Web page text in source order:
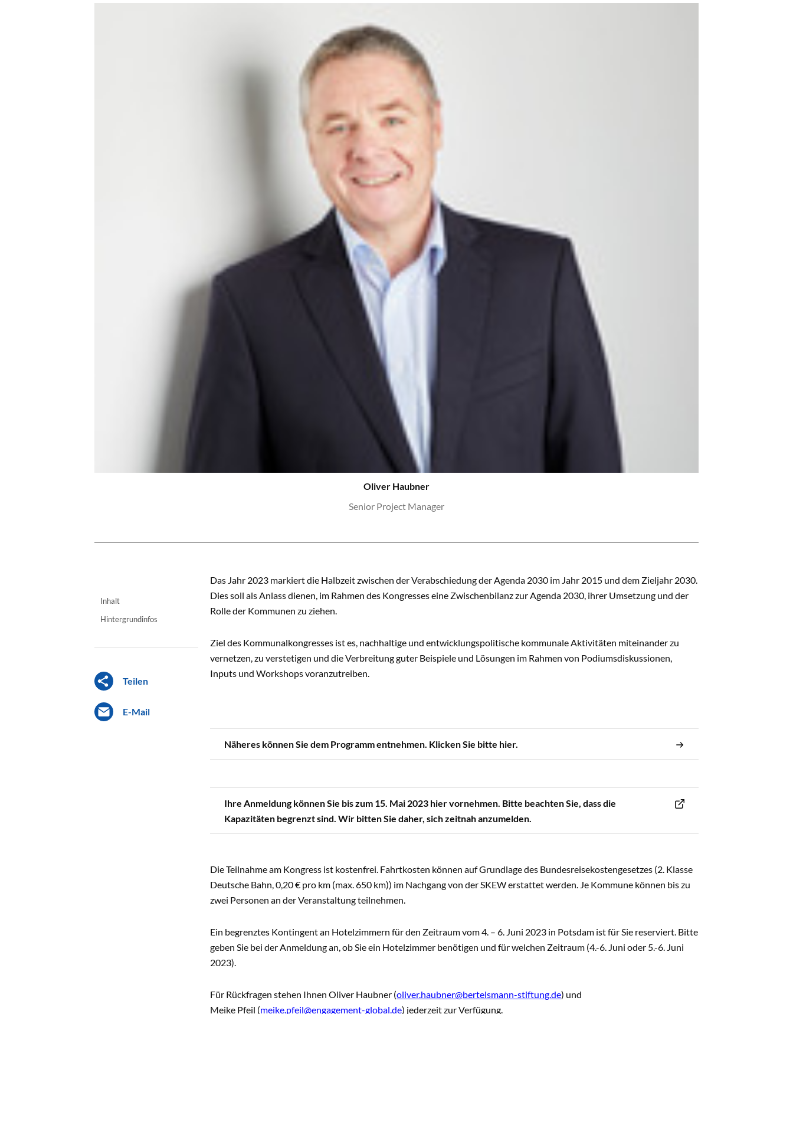
Oliver Haubner
Senior Project Manager
Inhalt
Hintergrundinfos
Teilen
E-Mail
INHALT
Das Jahr 2023 markiert die Halbzeit zwischen der Verabschiedung der Agenda 2030 im Jahr 2015 und dem Zieljahr 2030.
Dies soll als Anlass dienen, im Rahmen des Kongresses eine Zwischenbilanz zur Agenda 2030, ihrer Umsetzung und der
Rolle der Kommunen zu ziehen.
Ziel des Kommunalkongresses ist es, nachhaltige und entwicklungspolitische kommunale Aktivitäten miteinander zu
vernetzen, zu verstetigen und die Verbreitung guter Beispiele und Lösungen im Rahmen von Podiumsdiskussionen,
Inputs und Workshops voranzutreiben.
Näheres können Sie dem Programm entnehmen. Klicken Sie bitte hier.
Ihre Anmeldung können Sie bis zum 15. Mai 2023 hier vornehmen. Bitte beachten Sie, dass die
Kapazitäten begrenzt sind. Wir bitten Sie daher, sich zeitnah anzumelden.
Die Teilnahme am Kongress ist kostenfrei. Fahrtkosten können auf Grundlage des Bundesreisekostengesetzes (2. Klasse
Deutsche Bahn, 0,20 € pro km (max. 650 km)) im Nachgang von der SKEW erstattet werden. Je Kommune können bis zu
zwei Personen an der Veranstaltung teilnehmen.
Ein begrenztes Kontingent an Hotelzimmern für den Zeitraum vom 4. – 6. Juni 2023 in Potsdam ist für Sie reserviert. Bitte
geben Sie bei der Anmeldung an, ob Sie ein Hotelzimmer benötigen und für welchen Zeitraum (4.-6. Juni oder 5.-6. Juni
2023).
Für Rückfragen stehen Ihnen Oliver Haubner (oliver.haubner@bertelsmann-stiftung.de) und
Meike Pfeil (meike.pfeil@engagement-global.de) jederzeit zur Verfügung.